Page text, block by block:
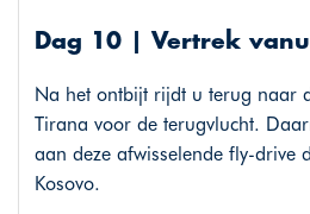
Dag 10 | Vertrek
Na het ontbijt rijdt u terug naar
Tirana voor de terugvlucht.
aan deze afwisselende fly-drive
Kosovo.